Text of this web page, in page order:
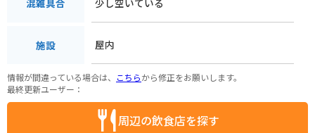
混雑具合
施設 屋内
情報が間違っている場合は、 こちらから修正をお願いします。
最終更新ユーザー：
周辺の飲食店を探す